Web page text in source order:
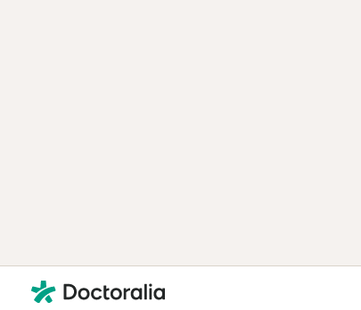
Contacto
Doctoralia - Página de inicio